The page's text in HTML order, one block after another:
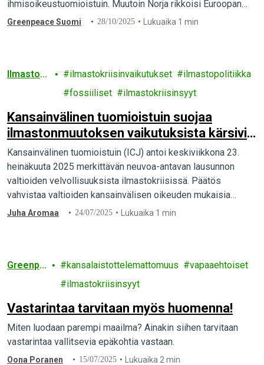
ihmisoikeustuomioistuin. Muutoin Norja rikkoisi Euroopan
ihmisoikeussopimuksesta johtuvia velvoitteitaan. Tuomio luo
Greenpeace Suomi 28/10/2025 Lukuaika 1 min
Ilmaston
ilmastokriisinvaikutukset
ilmastopolitiikka
fossiiliset
ilmastokriisinsyyt
Kansainvälinen tuomioistuin suojaa
ilmastonmuutoksen vaikutuksista kärsiviä
yhteisöjä
Kansainvälinen tuomioistuin (ICJ) antoi keskiviikkona 23.
heinäkuuta 2025 merkittävän neuvoa-antavan lausunnon
valtioiden velvollisuuksista ilmastokriisissä. Päätös
vahvistaa valtioiden kansainvälisen oikeuden mukaisia
velvollisuuksia
Juha Aromaa 24/07/2025 Lukuaika 1 min
Greenpe
kansalaistottelemattomuus
vapaaehtoiset
ilmastokriisinsyyt
Vastarintaa tarvitaan myös huomenna!
Miten luodaan parempi maailma? Ainakin siihen tarvitaan
vastarintaa vallitsevia epäkohtia vastaan.
Oona Poranen 15/07/2025 Lukuaika 2 min